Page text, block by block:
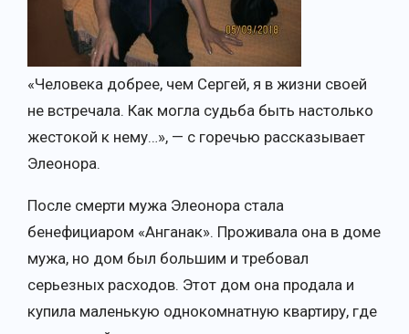
«Человека добрее, чем Сергей, я в жизни своей
не встречала. Как могла судьба быть настолько
жестокой к нему…», — с горечью рассказывает
Элеонора.
После смерти мужа Элеонора стала
бенефициаром «Анганак». Проживала она в доме
мужа, но дом был большим и требовал
серьезных расходов. Этот дом она продала и
купила маленькую однокомнатную квартиру, где